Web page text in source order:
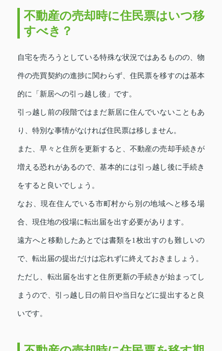
不動産の売却時に住民票はいつ移
すべき？
自宅を売ろうとしている特殊な状況ではあるものの、物
件の売買契約の進捗に関わらず、住民票を移すのは基本
的に「新居への引っ越し後」です。
引っ越し前の段階ではまだ新居に住んでいないこともあ
り、特別な事情がなければ住民票は移しません。
また、早々と住所を更新すると、不動産の売却手続きが
増える恐れがあるので、基本的には引っ越し後に手続き
をすると良いでしょう。
なお、現在住んでいる市町村から別の地域へと移る場
合、現住地の役場に転出届を出す必要があります。
遠方へと移動したあとでは書類を1枚出すのも難しいの
で、転出届の提出だけは忘れずに終えておきましょう。
ただし、転出届を出すと住所更新の手続きが始まってし
まうので、引っ越し日の前日や当日などに提出すると良
いです。